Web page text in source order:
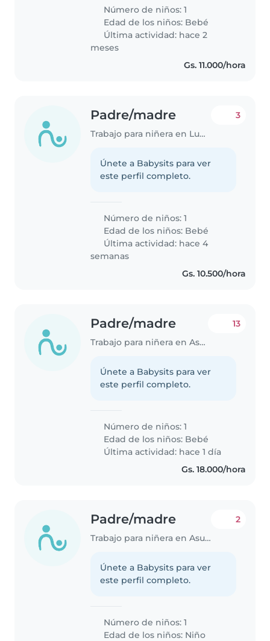
Número de niños: 1
Edad de los niños: Bebé
Última actividad: hace 2
meses
Gs. 11.000/hora
Padre/madre
Trabajo para niñera en Luque
3
Únete a Babysits para ver
este perfil completo.
Número de niños: 1
Edad de los niños: Bebé
Última actividad: hace 4
semanas
Gs. 10.500/hora
Padre/madre
Trabajo para niñera en Asunción
13
Únete a Babysits para ver
este perfil completo.
Número de niños: 1
Edad de los niños: Bebé
Última actividad: hace 1 día
Gs. 18.000/hora
Padre/madre
Trabajo para niñera en Asunción
2
Únete a Babysits para ver
este perfil completo.
Número de niños: 1
Edad de los niños: Niño